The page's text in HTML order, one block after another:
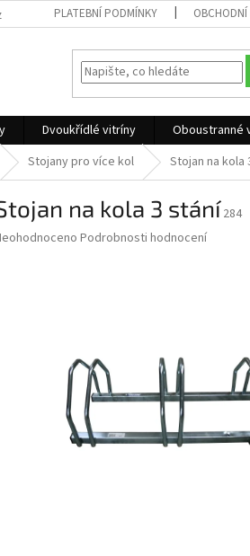
PLATEBNÍ PODMÍNKY
Dvoukřídlé vitríny Oboustranné
Stojany pro více kol Stojan na kola
na kola 3 stání 284
Podrobnosti hodnocení